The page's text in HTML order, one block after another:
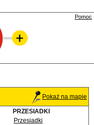
Pomoc
Pokaż na mapie
PRZESIADKI
Przesiadki